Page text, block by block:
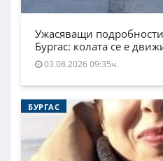
Ужасяващи подробности
Бургас: колата се е
03.08.2026 09:35ч.
БУРГАС